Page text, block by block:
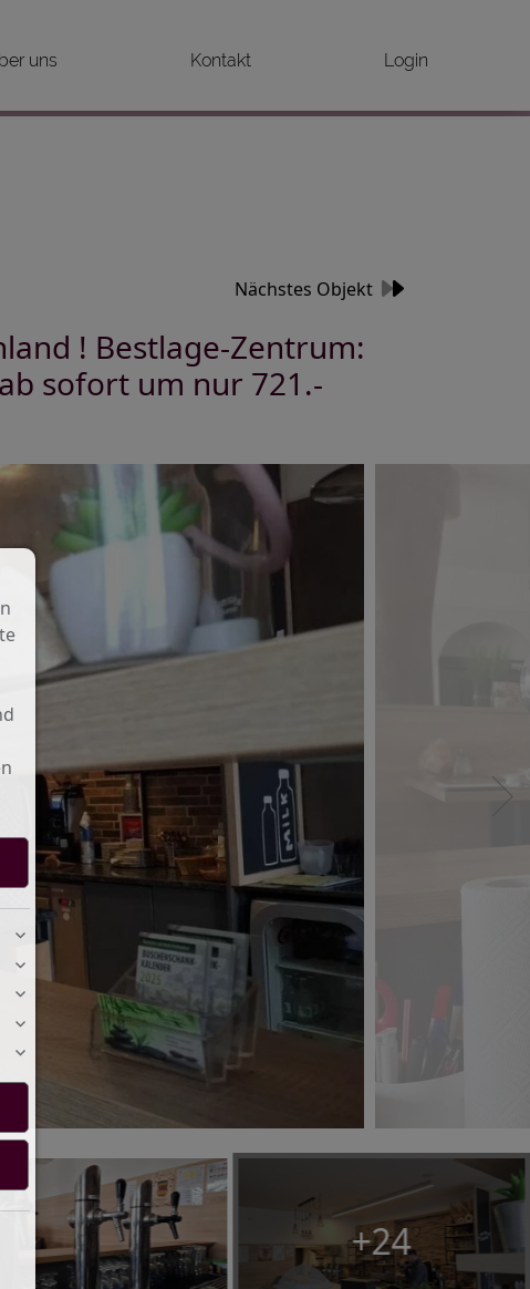
uns Kontakt Login
Nächstes Objekt
! Bestlage-Zentrum:
sofort um nur 721.-
+24
Consent Manager
HILFE
Bedeutung.
Alles zulassen:
Jedes Cookie wie z.B. Tracking- und Analytische-
sowie Drittanbieter-Inhalte.
Auswahl erlauben:
Es werden nur Drittanbieter-Inhalte oder die
Arten zugelassen die Sie in den Checkboxen
Nur notwendiges zulassen:
Es werden nur die technisch notwendigen
Sie können Ihre Cookie-Einstellung jederzeit hier
Cookie-Details
|Impressum
zurück